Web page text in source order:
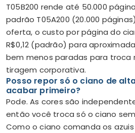
T05B200 rende até 50.000
padrão T05A200 (20.000
oferta, o custo por página do
R$0,12 (padrão) para
bem menos paradas para troca
tiragem corporativa.
Posso repor só o ciano de
acabar primeiro?
Pode. As cores são
então você troca só o ciano
Como o ciano comanda os